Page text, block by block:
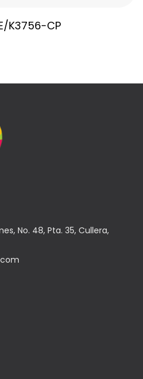
K3756-CP
No. 48, Pta. 35, Cullera,